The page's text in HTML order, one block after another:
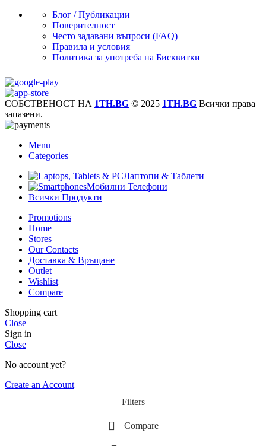
Блог / Публикации
Поверителност
Често задавани въпроси (FAQ)
Правила и условия
Политика за употреба на Бисквитки
СОБСТВЕНОСТ НА 1TH.BG © 2025 1TH.BG Всички права
запазени.
Menu
Categories
Лаптопи & Таблети
Мобилни Телефони
Всички Продукти
Promotions
Home
Stores
Our Contacts
Доставка & Връщане
Outlet
Wishlist
Compare
Shopping cart
Close
Sign in
Close
No account yet?
Create an Account
Filters
Compare